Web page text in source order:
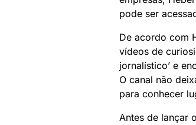
pode ser
De acordo com
vídeos de
jornalístico’ e
O canal não
para conhecer
Antes de lançar